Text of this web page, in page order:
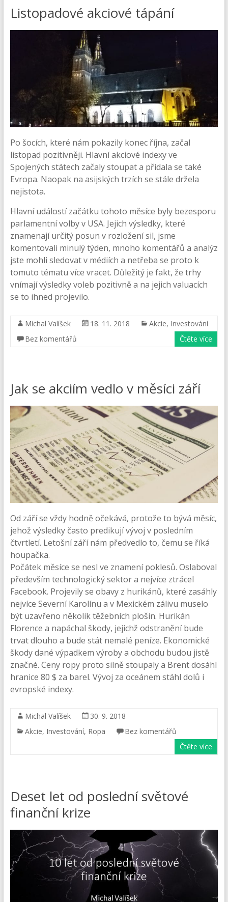
Listopadové akciové tápání
Po šocích, které nám pokazily konec října, začal
listopad pozitivněji. Hlavní akciové indexy ve
Spojených státech začaly stoupat a přidala se také
Evropa. Naopak na asijských trzích se stále držela
nejistota.
Hlavní událostí začátku tohoto měsíce byly bezesporu
parlamentní volby v USA. Jejich výsledky, které
znamenají určitý posun v rozložení sil, jsme
komentovali minulý týden, mnoho komentářů a analýz
jste mohli sledovat v médiích a netřeba se proto k
tomuto tématu více vracet. Důležitý je fakt, že trhy
vnímají výsledky voleb pozitivně a na jejich valuacích
se to ihned projevilo.
Michal Valíšek 18. 11. 2018 Akcie, Investování
Bez komentářů
Čtěte více
Jak se akciím vedlo v měsíci září
Od září se vždy hodně očekává, protože to bývá měsíc,
jehož výsledky často predikují vývoj v posledním
čtvrtletí. Letošní září nám předvedlo to, čemu se říká
houpačka.
Počátek měsíce se nesl ve znamení poklesů. Oslaboval
především technologický sektor a nejvíce ztrácel
Facebook. Projevily se obavy z hurikánů, které zasáhly
nejvíce Severní Karolínu a v Mexickém zálivu muselo
být uzavřeno několik těžebních plošin. Hurikán
Florence a napáchal škody, jejichž odstranění bude
trvat dlouho a bude stát nemalé peníze. Ekonomické
škody dané výpadkem výroby a obchodu budou jistě
značné. Ceny ropy proto silně stoupaly a Brent dosáhl
hranice 80 $ za barel. Vývoj za oceánem stáhl dolů i
evropské indexy.
Michal Valíšek
30. 9. 2018
Akcie, Investování, Ropa
Bez komentářů
Čtěte více
Deset let od poslední světové
finanční krize